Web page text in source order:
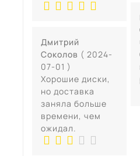
Дмитрий
Соколов ( 2024-
07-01 )
Хорошие диски,
но доставка
заняла больше
времени, чем
ожидал.